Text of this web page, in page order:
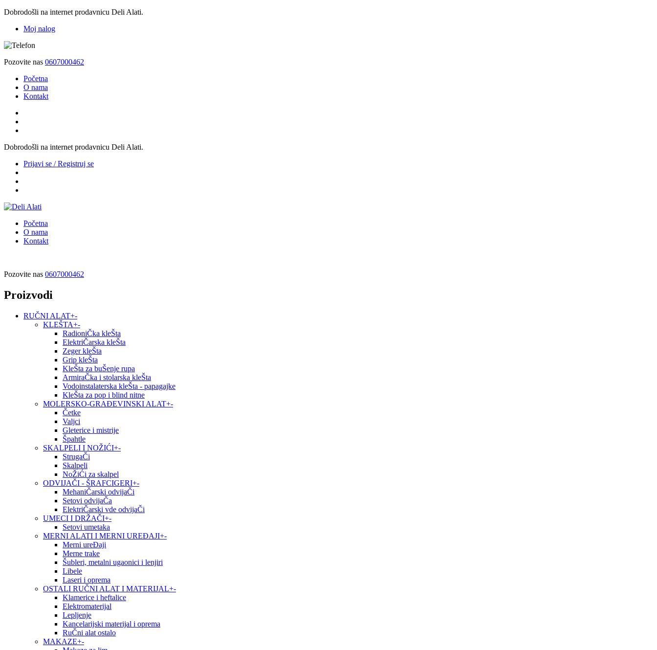
Dobrodošli na internet prodavnicu Deli Alati.
Moj nalog
Pozovite nas 0607000462
Početna
O nama
Kontakt
Dobrodošli na internet prodavnicu Deli Alati.
Prijavi se / Registruj se
Početna
O nama
Kontakt
Pozovite nas 0607000462
Proizvodi
RUČNI ALAT+-
KLEŠTA+-
RadioniČka kleŠta
ElektriČarska kleŠta
Zeger kleŠta
Grip kleŠta
KleŠta za buŠenje rupa
ArmiraČka i stolarska kleŠta
Vodoinstalaterska kleŠta - papagajke
KleŠta za pop i blind nitne
MOLERSKO-GRAĐEVINSKI ALAT+-
Četke
Valjci
Gleterice i mistrije
Špahtle
SKALPELI I NOŽIĆI+-
StrugaČi
Skalpeli
NoŽiĆi za skalpel
ODVIJAČI - ŠRAFCIGERI+-
MehaniČarski odvijaČi
Setovi odvijaČa
ElektriČarski vde odvijaČi
UMECI I DRŽAČI+-
Setovi umetaka
MERNI ALATI I MERNI UREĐAJI+-
Merni ureĐaji
Merne trake
Šubleri, metalni ugaonici i lenjiri
Libele
Laseri i oprema
OSTALI RUČNI ALAT I MATERIJAL+-
Klamerice i heftalice
Elektromaterijal
Lepljenje
Kancelarijski materijal i oprema
RuČni alat ostalo
MAKAZE+-